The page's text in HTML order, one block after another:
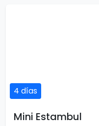
4 días
Mini Estambul